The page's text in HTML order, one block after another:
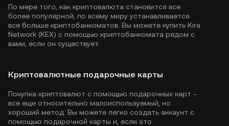
По мере того, как криптовалюта становится все
более популярной, по всему миру устанавливается
все больше криптобанкоматов. Вы можете купить Kira
Network (KEX) с помощью криптобанкомата рядом с
вами, если он существует.
Криптовалютные подарочные карты
Покупка криптовалют с помощью подарочных карт -
все еще относительно малоиспользуемый, но
хороший метод. Вы можете легко создать аккаунт с
помощью подарочной карты и, если это